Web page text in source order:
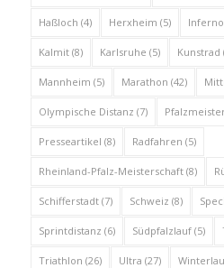
Haßloch (4) Herxheim (5) Inferno
Kalmit(8) Karlsruhe (5) Kunstrad
Mannheim (5) Marathon (42)
Olympische Distanz (7)
Presseartikel (8) Radfahren (5)
Rheinland-Pfalz-Meisterschaft(8)
Schifferstadt(7) Schweiz (8)
Sprintdistanz (6) Südpfalzlauf(5)
Triathlon (26) Ultra (27)